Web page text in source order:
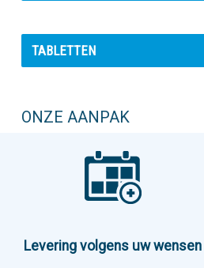
TABLETTEN
ONZE AANPAK
Levering volgens uw wensen